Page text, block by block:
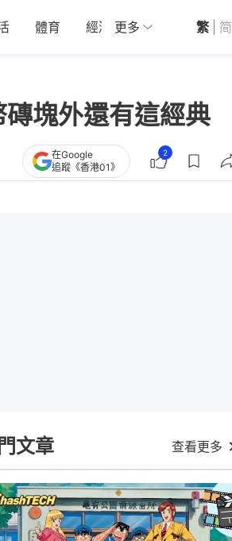
體育 經濟 01深圳 觀點
更多 繁 简
塊外還有這經典
在Google
追蹤《香港01》
2
文章 查看更多